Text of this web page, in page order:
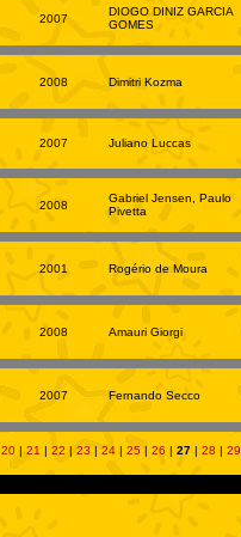
2007
DIOGO DINIZ GARCIA
GOMES
2008 Dimitri Kozma
2007 Juliano Luccas
2008
Gabriel Jensen, Paulo
Pivetta
2001 Rogério de Moura
2008 Amauri Giorgi
2007 Fernando Secco
20 | 21 | 22 | 23 | 24 | 25 | 26 | 27 | 28 | 29